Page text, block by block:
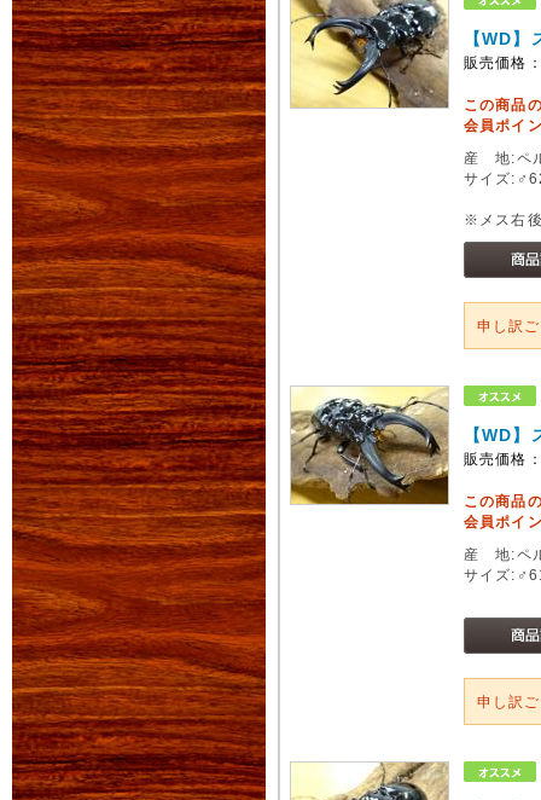
【WD
販売価格
この商品
会員ポイ
産 地:ペ
サイズ
※メス右
申し訳
【WD
販売価格
この商品
会員ポイ
産 地:ペ
サイズ
申し訳